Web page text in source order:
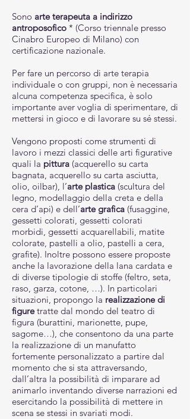
Sono arte terapeuta a indirizzo
antroposofico * (Corso triennale presso
Cinabro Europeo di Milano) con
certificazione nazionale.
Per fare un percorso di arte terapia
individuale o con gruppi, non è necessaria
alcuna competenza specifica, è solo
importante aver voglia di sperimentare, di
mettersi in gioco e di lavorare su sé stessi.
Vengono proposti come strumenti di
lavoro i mezzi classici delle arti figurative
quali la pittura (acquerello su carta
bagnata, acquerello su carta asciutta,
olio, oilbar), l’arte plastica (scultura del
legno, modellaggio della creta e della
cera d’api) e dell’arte grafica (fusaggine,
gessetti colorati, gessetti colorati
morbidi, gessetti acquarellabili, matite
colorate, pastelli a olio, pastelli a cera,
grafite). Inoltre possono essere proposte
anche la lavorazione della lana cardata e
di diverse tipologie di stoffe (feltro, seta,
raso, garza, cotone, …). In particolari
situazioni, propongo la realizzazione di
figuretratte dal mondo del teatro di
figura (burattini, marionette, pupe,
sagome…), che consentono da una parte
la realizzazione di un manufatto
fortemente personalizzato a partire dal
momento che si sta attraversando,
dall’altra la possibilità di imparare ad
animarlo inventando diverse narrazioni ed
esercitando la possibilità di mettere in
scena se stessi in svariati modi.